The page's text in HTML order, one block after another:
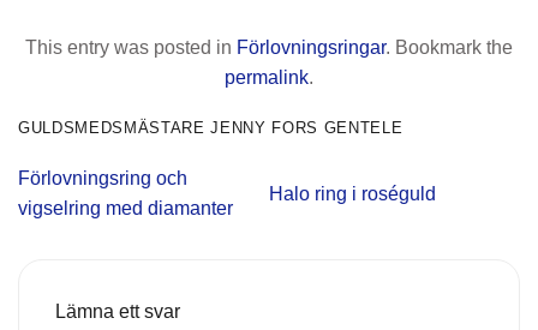
This entry was posted in Förlovningsringar. Bookmark the
permalink.
GULDSMEDSMÄSTARE JENNY FORS GENTELE
Förlovningsring och
vigselring med diamanter
Halo ring i roséguld
Lämna ett svar